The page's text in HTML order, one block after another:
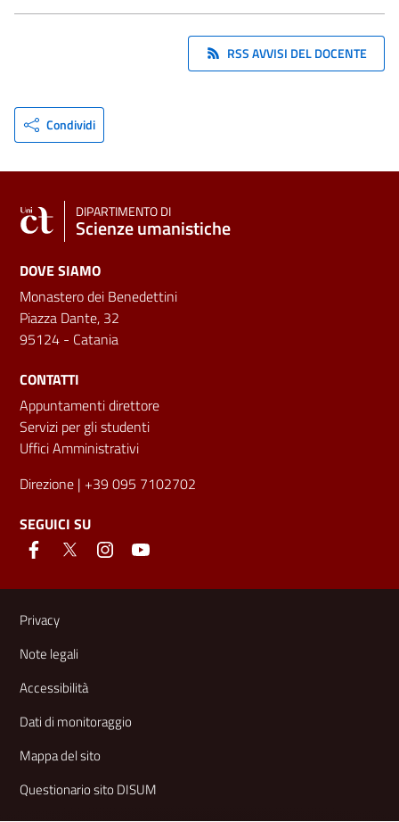
RSS AVVISI DEL DOCENTE
Condividi
DIPARTIMENTO DI
Scienze umanistiche
DOVE SIAMO
Monastero dei Benedettini
Piazza Dante, 32
95124 - Catania
CONTATTI
Appuntamenti direttore
Servizi per gli studenti
Uffici Amministrativi
Direzione | +39 095 7102702
SEGUICI SU
Link e informazioni utili
Privacy
Note legali
Accessibilità
Dati di monitoraggio
Mappa del sito
Questionario sito DISUM